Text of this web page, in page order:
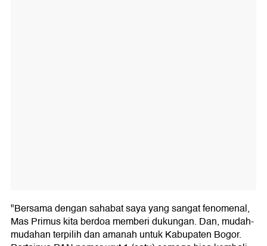
"Bersama dengan sahabat saya yang sangat fenomenal,
Mas Primus kita berdoa memberi dukungan. Dan, mudah-
mudahan terpilih dan amanah untuk Kabupaten Bogor.